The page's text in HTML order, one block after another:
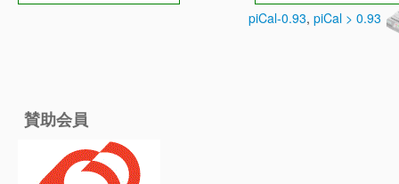
piCal-0.93, piCal > 0.93
賛助会員